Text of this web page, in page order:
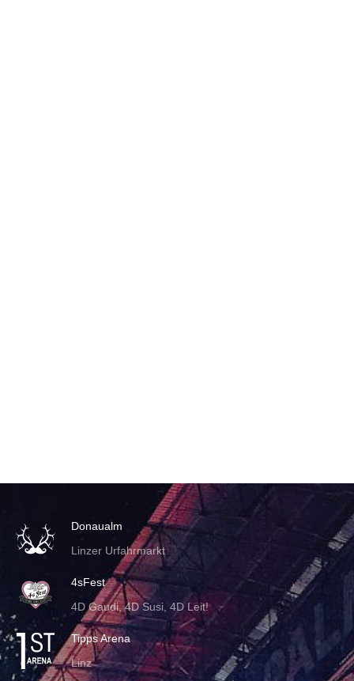
Donaualm
Linzer Urfahrmarkt
4sFest
4D Gaudi, 4D Susi, 4D Leit!
Tipps Arena
Linz